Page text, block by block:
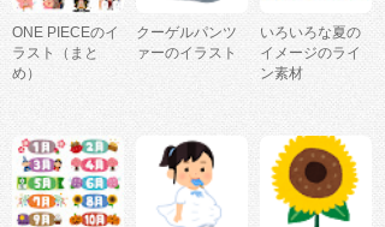
ONE PIECEのイ
ラスト（まと
め）
クーゲルパンツ
ァーのイラスト
いろいろな夏の
イメージのライ
ン素材